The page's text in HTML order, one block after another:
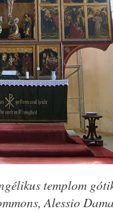
templom
Alessio